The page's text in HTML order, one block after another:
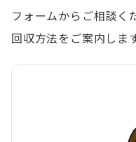
フォームからご相談く
回収方法をご案内します